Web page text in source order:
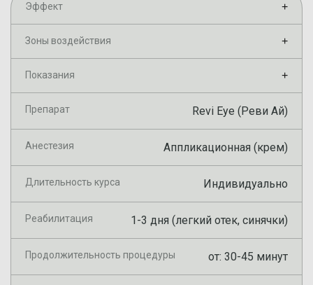
Эффект +
Зоны воздействия +
Показания +
Препарат Revi Eye (Реви Ай)
Анестезия Аппликационная (крем)
Длительность курса Индивидуально
Реабилитация 1-3 дня (легкий отек, синячки)
Продолжительность процедуры от: 30-45 минут